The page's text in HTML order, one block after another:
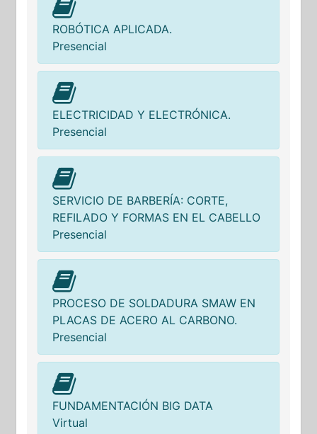
ROBÓTICA APLICADA.
Presencial
ELECTRICIDAD Y ELECTRÓNICA.
Presencial
SERVICIO DE BARBERÍA: CORTE,
REFILADO Y FORMAS EN EL CABELLO
Presencial
PROCESO DE SOLDADURA SMAW EN
PLACAS DE ACERO AL CARBONO.
Presencial
FUNDAMENTACIÓN BIG DATA
Virtual